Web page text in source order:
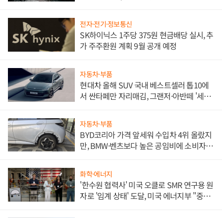
전자·전기·정보통신
SK하이닉스 1주당 375원 현금배당 실시, 추
가 주주환원 계획 9월 공개 예정
자동차·부품
현대차 올해 SUV 국내 베스트셀러 톱10에
서 싼타페만 자리매김, 그랜저·아반떼 '세단
자동차·부품
BYD코리아 가격 앞세워 수입차 4위 올랐지
만, BMW·벤츠보다 높은 공임비에 소비자
화학·에너지
'한수원 협력사' 미국 오클로 SMR 연구용 원
자로 '임계 상태' 도달, 미국 에너지부 "중요